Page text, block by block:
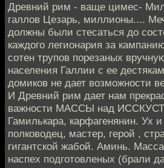
Древний рим - ваще цимес-
галлов Цезарь, миллионы....
должны были стесаться до
каждого легионария за
сотен трупов порезаных
населения Галлии с ее
домиков не дает возможности
И Древний рим дает нам
важности МАССЫ над
Гамилькара, карфагенянин. Ух и
полководец, мастер, герой ,
гигантской жабой. Аминь.
наспех подготовленых (брали